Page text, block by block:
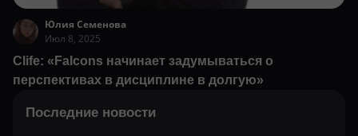
Юлия Семенова
Июл 8, 2025
Clife: «Falcons начинает задумываться о
перспективах в дисциплине в долгую»
Последние новости